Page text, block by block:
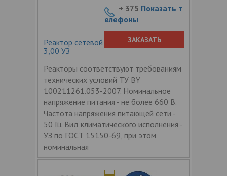
Реактор сетевой трехфазный РТСС-10-
3,00 УЗ
Реакторы соответствуют требованиям
технических условий ТУ BY
100211261.053-2007. Номинальное
напряжение питания - не более 660 В.
Частота напряжения питающей сети -
50 Гц. Вид климатического исполнения -
УЗ по ГОСТ 15150-69, при этом
номинальная
+ 375 Показать т
елефоны
ЗАКАЗАТЬ